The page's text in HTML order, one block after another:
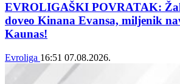
EVROLIGAŠKI POVRATAK:
doveo Kinana Evansa, miljenik
Kaunas!
Evroliga 16:51 07.08.2026.